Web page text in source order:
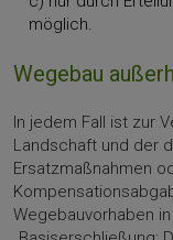
möglich.
Wegebau
In jedem Fall ist zur
Landschaft und der
Ersatzmaßnahmen
Wegebauvorhaben